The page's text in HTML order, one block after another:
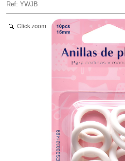
Ref: YWJB
Click zoom